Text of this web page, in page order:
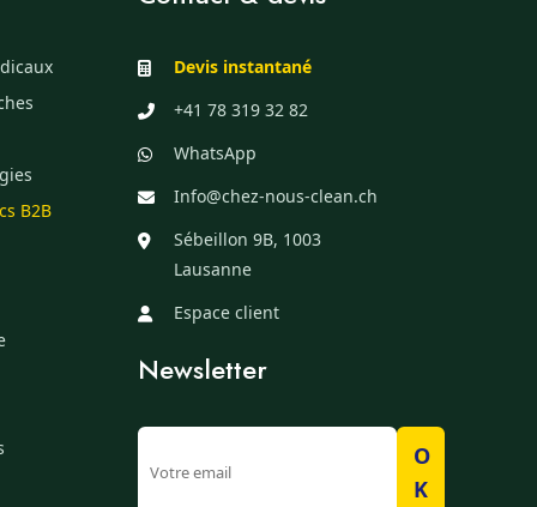
B2B
Devis instantané
+41 78 319 32 82
WhatsApp
Info@chez-nous-clean.ch
Sébeillon 9B, 1003
Lausanne
Espace client
Newsletter
O
K